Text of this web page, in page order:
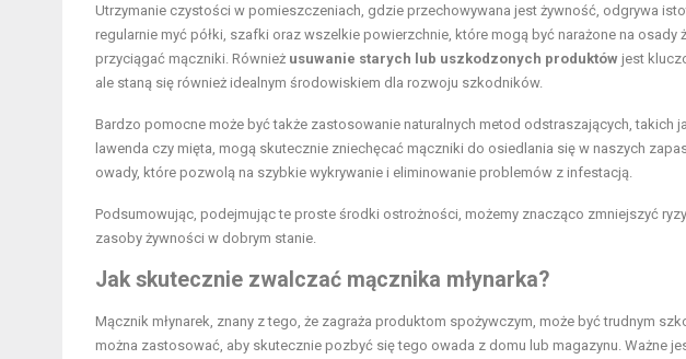
Utrzymanie czystości w pomieszczeniach, gdzie przechowywana jest żywność, odgrywa
regularnie myć półki, szafki oraz wszelkie powierzchnie, które mogą być narażone na osady
przyciągać mączniki. Również usuwanie starych lub uszkodzonych produktów jest
ale staną się również idealnym środowiskiem dla rozwoju szkodników.
Bardzo pomocne może być także zastosowanie naturalnych metod odstraszających, takich
lawenda czy mięta, mogą skutecznie zniechęcać mączniki do osiedlania się w naszych
owady, które pozwolą na szybkie wykrywanie i eliminowanie problemów z infestacją.
Podsumowując, podejmując te proste środki ostrożności, możemy znacząco zmniejszyć
zasoby żywności w dobrym stanie.
Jak skutecznie zwalczać mącznika młynarka?
Mącznik młynarek, znany z tego, że zagraża produktom spożywczym, może być trudnym
można zastosować, aby skutecznie pozbyć się tego owada z domu lub magazynu. Ważne